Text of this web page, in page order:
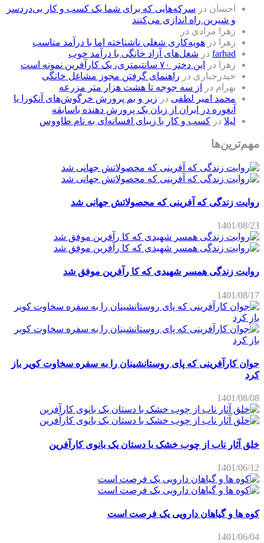
احسان در سرکه‌هایی که برای شما یک کسب و کار بی‌دردسر
و شیرین راه اندازی می‌کنند
زهرا مرادی در
زهرا
در هویه‌کاری شغلی ناشناخته اما با درآمد مناسب
farhad در شغل‌های آزاد خانگی با درآمد خوب
زهرا
در
این دختر ۷۰ سانتیمتری، یک کارآفرین نمونه است
حیدرجباری در راهنمای گرفتن مجوز مشاغل خانگی
بهرام در
از سه جوجه تا هشت هزار متر مزرعه
محمد امیر لطفی در زیر و بم پرورش خرگوش‌های آنکورا یا
آنغوره در ایران از زبان یک پرورش دهنده باسابقه
لیلا در کسب و کار با زیبای افسانه‌ای به نام طاووس
مهم‌ترین‌ها
روایت زندگی که آفرینی که محصولاتش جهانی شد
1401/08/23
روایت زندگی همسر شهیدی که کا رآفرین موفق شد
1401/08/17
جوان کارآفرینی که پای روستانشینان را به سفره سخاوت کویر باز
کرد
1401/08/08
خلق آثار ناب از چوب خشک با دستان یک بانوی کارآفرین
1401/06/12
کوه ها و گیاهان دارویی یک فرصت است
1401/06/04